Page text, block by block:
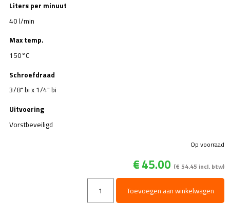
Liters per minuut
40 l/min
Max temp.
150°C
Schroefdraad
3/8" bi x 1/4" bi
Uitvoering
Vorstbeveiligd
€45.00 (€ 54.45 incl. btw)
Op voorraad
HD
Toevoegen aan winkelwagen